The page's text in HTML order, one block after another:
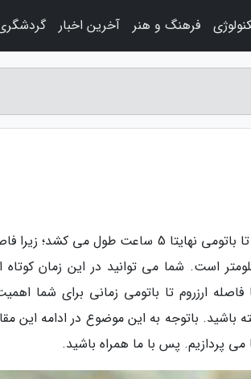
به گزارش وبلاگ پریها، مسیر شما از ارزروم تا باتومی
در گرجستان تنها حدود 300 کیلومتر است. شما می توانید در
ارزروم تا باتومی زمانی برای شما
باشید. باتوجه به این موضوع در ادامه این
پس با ما همراه باشید.
فرهنگ و هنر آخرین اخبار